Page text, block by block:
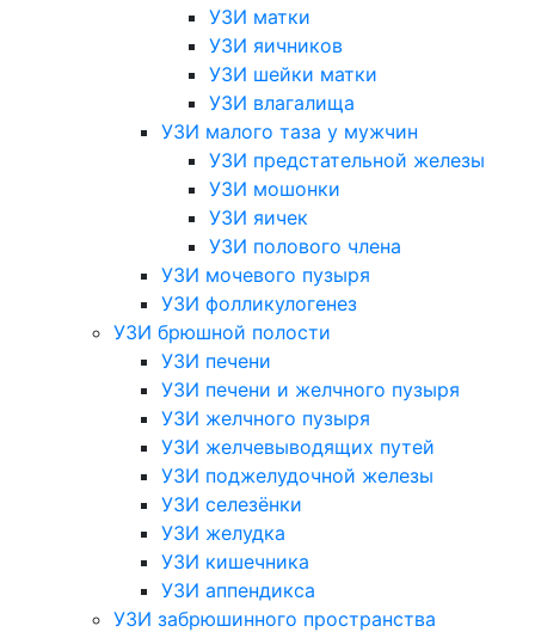
УЗИ матки
УЗИ яичников
УЗИ шейки матки
УЗИ влагалища
УЗИ малого таза у мужчин
УЗИ предстательной железы
УЗИ мошонки
УЗИ яичек
УЗИ полового члена
УЗИ мочевого пузыря
УЗИ фолликулогенез
УЗИ брюшной полости
УЗИ печени
УЗИ печени и желчного пузыря
УЗИ желчного пузыря
УЗИ желчевыводящих путей
УЗИ поджелудочной железы
УЗИ селезёнки
УЗИ желудка
УЗИ кишечника
УЗИ аппендикса
УЗИ забрюшинного пространства